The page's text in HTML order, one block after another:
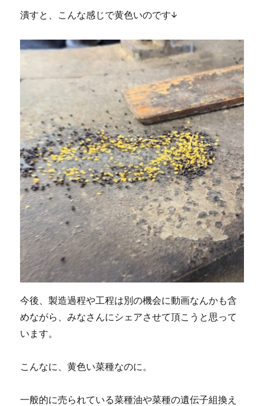
潰すと、こんな感じで黄色いのです↓
今後、製造過程や工程は別の機会に動画なんかも含
めながら、みなさんにシェアさせて頂こうと思って
います。
こんなに、黄色い菜種なのに。
一般的に売られている菜種油や菜種の遺伝子組換え